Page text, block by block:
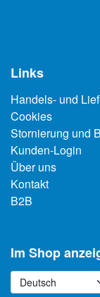
Links
Handels- und
Cookies
Stornierung und
Kunden-Login
Über uns
Kontakt
B2B
Im Shop